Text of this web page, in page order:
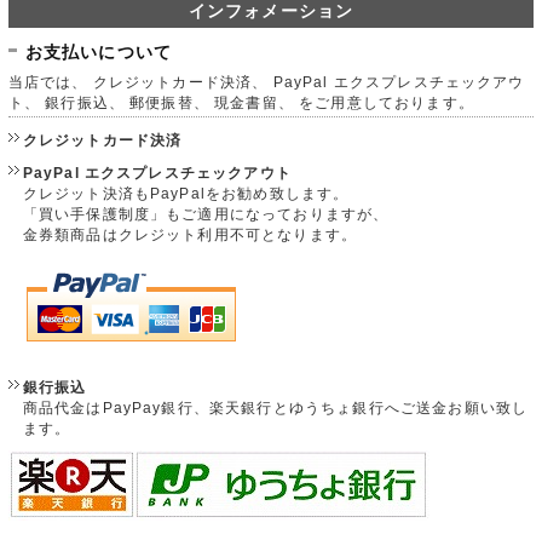
インフォメーション
お支払いについて
当店では、 クレジットカード決済、 PayPal エクスプレスチェックアウ
ト、 銀行振込、 郵便振替、 現金書留、 をご用意しております。
クレジットカード決済
PayPal エクスプレスチェックアウト
クレジット決済もPayPalをお勧め致します。
「買い手保護制度」もご適用になっておりますが、
金券類商品はクレジット利用不可となります。
銀行振込
商品代金はPayPay銀行、楽天銀行とゆうちょ銀行へご送金お願い致し
ます。